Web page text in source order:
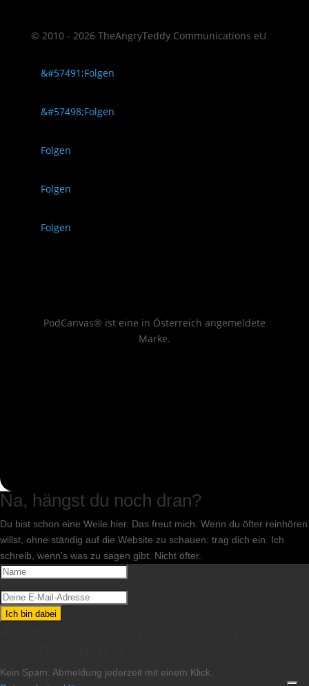
© 2010 - 2026 TheAngryTeddy Communications eU
Folgen
Folgen
Folgen
Folgen
Folgen
PodCanvas® ist eine in Österreich angemeldete
Marke.
Na, hängst du noch dran?
Du bist schon eine Weile hier. Das freut mich. Wenn du öfter reinhören
willst, ohne ständig auf die Website zu schauen: trag dich ein. Ich
schreib, wenn's was zu sagen gibt. Nicht öfter.
Ich bin dabei
Kein Spam. Abmeldung jederzeit mit einem Klick.